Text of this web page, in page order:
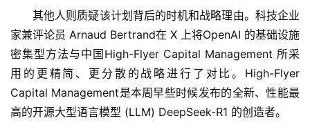
其他人则质疑该计划背后的时机和战略理由。科技企业
家兼评论员 Arnaud Bertrand在 X 上将OpenAI 的基础设施
密集型方法与中国High-Flyer Capital Management 所采
用的更精简、更分散的战略进行了对比。High-Flyer
Capital Management是本周早些时候发布的全新、性能最
高的开源大型语言模型 (LLM) DeepSeek-R1 的创造者。